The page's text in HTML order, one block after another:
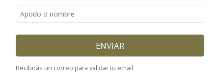
ENVIAR
Recibirás un correo para validar tu email.